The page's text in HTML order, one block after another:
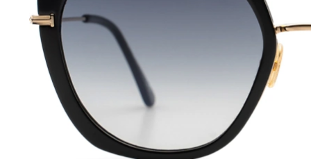
50 mm
Lęšio aukštis Lęšio plotis
Lęšio